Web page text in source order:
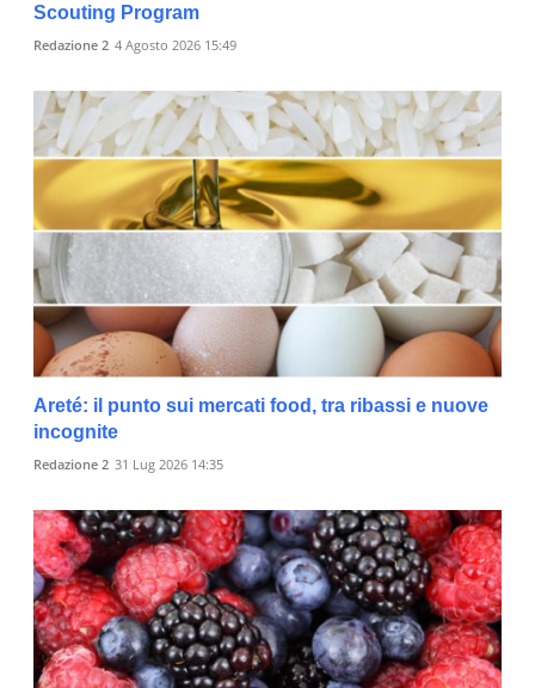
Scouting Program
Redazione 2 4 Agosto 2026 15:49
Areté: il punto sui mercati food, tra ribassi e nuove
incognite
Redazione 2 31 Lug 2026 14:35